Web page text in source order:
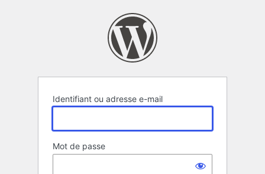
Identifiant ou adresse e-mail
Mot de passe